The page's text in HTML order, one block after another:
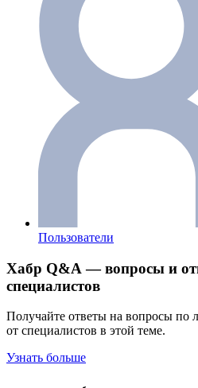
Пользователи
Хабр Q&A — вопросы и
специалистов
Получайте ответы на вопросы по
от специалистов в этой теме.
Узнать больше